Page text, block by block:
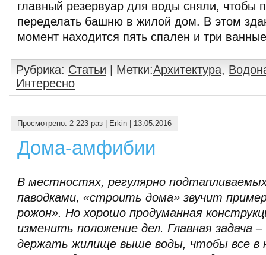
главный резервуар для воды сняли, чтобы
переделать башню в жилой дом. В этом
момент находится пять спален и три
Рубрика: Статьи | Метки:Архитектура,
Интересно
Просмотрено: 2 223 раз | Erkin | 13.05.2016
Дома-амфибии
В местностях, регулярно
паводками, «строить дома» звучит
рожон». Но хорошо продуманная
изменить положение дел. Главная задача –
держать жилище выше воды, чтобы все в